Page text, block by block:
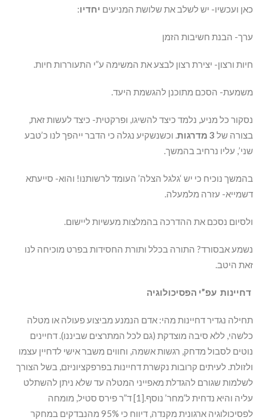
כאן ועכשיו- יש לשלב את שלושת המניעים יחדיו:
ערך- הבנת חשיבות הזמן
חיות ורצון- יצירת רצון לבצע את המשימה ע”י התעוררות חיות.
משמעת- הסכם מתוכנן להגשמת היעד.
נסקור כל מניע, נלמד כיצד להשיגו, ופרקטית- כיצד לעשות זאת,
בצורה של 3 מדרגות
. וכשנשקיע נגלה כי הדבר ייהפך לנו כ’טבע
שני’, עליו נרחיב בהמשך.
בהמשך נוכיח כי יש ‘גלגל הצלה’ העומד לרשותנו! והוא- סייעתא
דשמייא- עזרה מלמעלה.
ולסיום נסכם את ההדרכה בהמלצות מעשיות ליישום.
נשמע אבסורד? התורה בכלל ותורת החסידות בפרט מוכיחה לנו
זאת היטב.
דחיינות עפ”י הפסיכולוגיה
תחילה נגדיר דחיינות מהי: אדם הנמנע מביצוע פעולה או מטלה
כלשהי, ללא סיבה מוצדקת (גם לכל המתרצים שביננו). דחיינים
נוטים לסבול מדחק, רגשות אשמה, וחווים משבר אישי לדחיין עצמו
ולזולת. לעיתים קרובות נקשרת דחיינות בפרפקציוניזם, בשל הצורך
לשלמות שגורם להגדלת מאפייני המטלה עד שלא ניתן להשתלט
עליה והיא נדחית ל’מחר’ נוסף.[1] ד”ר פירס סטיל, מומחה
לפסיכולוגיה ארגונית מקנדה, דיווח כי 95% מהנבדקים במחקר